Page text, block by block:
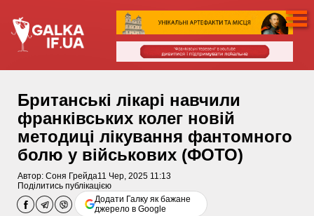
Британські лікарі навчили
франківських колег новій
методиці лікування фантомного
болю у військових (ФОТО)
Автор: Соня Грейда11 Чер, 2025 11:13
Поділитись публікацією
Додати Галку як бажане
джерело в Google